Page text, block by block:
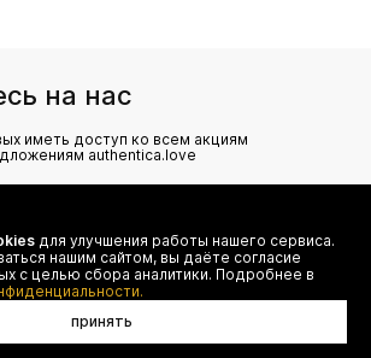
на нас
иметь доступ ко всем акциям
authentica.love
сбор, обработку и хранение моих
(имя, email, телефон) для получения
рассылок от ООО 'БТ
ознакомлен(а) с
для улучшения работы нашего сервиса.
нашим сайтом, вы даёте согласие
с целью сбора аналитики. Подробнее в
принять